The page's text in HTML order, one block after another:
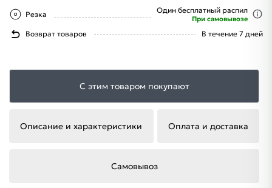
Резка Один бесплатный распил
При самовывозе
Возврат товаров В течение 7 дней
С этим товаром покупают
Описание и характеристики Оплата и доставка
Самовывоз